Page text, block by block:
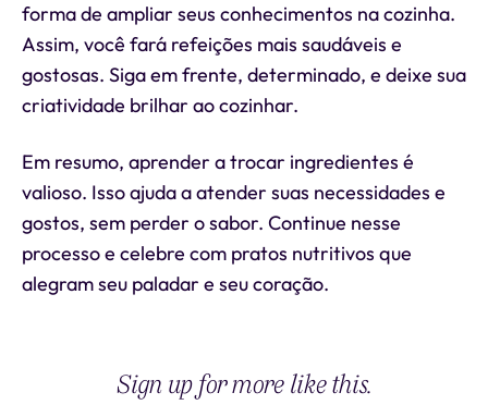
forma de ampliar seus conhecimentos na cozinha.
Assim, você fará refeições mais saudáveis e
gostosas. Siga em frente, determinado, e deixe sua
criatividade brilhar ao cozinhar.
Em resumo, aprender a trocar ingredientes é
valioso. Isso ajuda a atender suas necessidades e
gostos, sem perder o sabor. Continue nesse
processo e celebre com pratos nutritivos que
alegram seu paladar e seu coração.
Sign up for more like this.